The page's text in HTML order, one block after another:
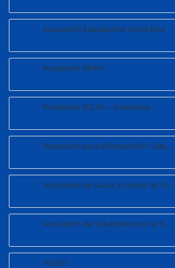
Asociación Educalcohol Costa Rica
Fundación DEHVI
Fundación SOLCA – Solidarida...
Fundación para el Desarrollo Cultu...
Asociación de Guias y Scouts de Co...
Asociación de Voluntarios por el S...
TECHO